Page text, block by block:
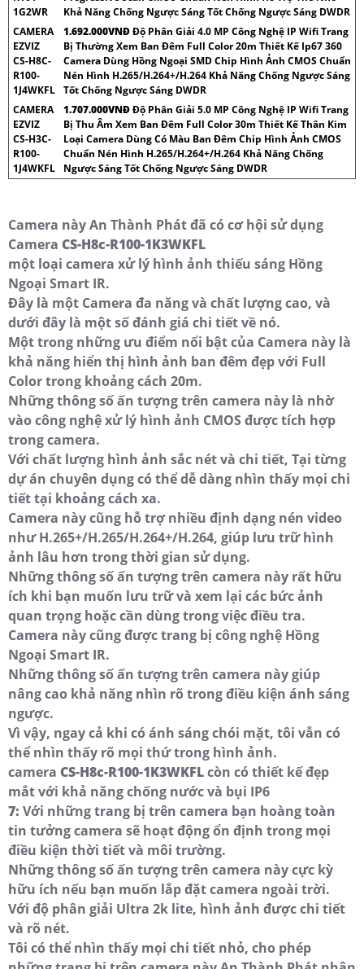
1G2WR
Khả Năng Chống Ngược Sáng Tốt Chống Ngược Sáng DWDR
CAMERA
EZVIZ
CS-H8C-
R100-
1J4WKFL
1.692.000VNÐĐộ Phân Giải 4.0 MP Công Nghệ IP Wifi Trang
Bị Thường Xem Ban Đêm Full Color 20m Thiết Kế Ip67 360
Camera Dùng Hồng Ngoại SMD Chip Hình Ảnh CMOS Chuẩn
Nén Hình H.265/H.264+/H.264 Khả Năng Chống Ngược Sáng
Tốt Chống Ngược Sáng DWDR
CAMERA
EZVIZ
CS-H3C-
R100-
1J4WKFL
1.707.000VNÐĐộ Phân Giải 5.0 MP Công Nghệ IP Wifi Trang
Bị Thu Âm Xem Ban Đêm Full Color 30m Thiết Kế Thân Kim
Loại Camera Dùng Có Màu Ban Đêm Chip Hình Ảnh CMOS
Chuẩn Nén Hình H.265/H.264+/H.264 Khả Năng Chống
Ngược Sáng Tốt Chống Ngược Sáng DWDR
Camera này An Thành Phát đã có cơ hội sử dụng
Camera CS-H8c-R100-1K3WKFL
một loại camera xử lý hình ảnh thiếu sáng Hồng
Ngoại Smart IR.
Đây là một Camera đa năng và chất lượng cao, và
dưới đây là một số đánh giá chi tiết về nó.
Một trong những ưu điểm nổi bật của Camera này là
khả năng hiển thị hình ảnh ban đêm đẹp với Full
Color trong khoảng cách 20m.
Những thông số ấn tượng trên camera này là nhờ
vào công nghệ xử lý hình ảnh CMOS được tích hợp
trong camera.
Với chất lượng hình ảnh sắc nét và chi tiết, Tại từng
dự án chuyên dụng có thể dễ dàng nhìn thấy mọi chi
tiết tại khoảng cách xa.
Camera này cũng hỗ trợ nhiều định dạng nén video
như H.265+/H.265/H.264+/H.264, giúp lưu trữ hình
ảnh lâu hơn trong thời gian sử dụng.
Những thông số ấn tượng trên camera này rất hữu
ích khi bạn muốn lưu trữ và xem lại các bức ảnh
quan trọng hoặc cần dùng trong việc điều tra.
Camera này cũng được trang bị công nghệ Hồng
Ngoại Smart IR.
Những thông số ấn tượng trên camera này giúp
nâng cao khả năng nhìn rõ trong điều kiện ánh sáng
ngược.
Vì vậy, ngay cả khi có ánh sáng chói mặt, tôi vẫn có
thể nhìn thấy rõ mọi thứ trong hình ảnh.
camera CS-H8c-R100-1K3WKFLcòn có thiết kế đẹp
mắt với khả năng chống nước và bụi IP6
7: Với những trang bị trên camera bạn hoàng toàn
tin tưởng camera sẽ hoạt động ổn định trong mọi
điều kiện thời tiết và môi trường.
Những thông số ấn tượng trên camera này cực kỳ
hữu ích nếu bạn muốn lắp đặt camera ngoài trời.
Với độ phân giải Ultra 2k lite, hình ảnh được chi tiết
và rõ nét.
Tôi có thể nhìn thấy mọi chi tiết nhỏ, cho phép